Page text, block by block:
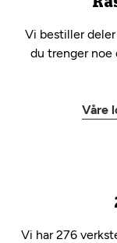
Vi bestiller
du trenger noe
Våre
Vi har 276